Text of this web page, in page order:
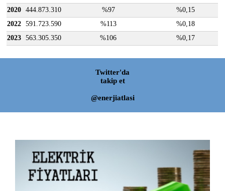
2020 444.873.310 %97
%0,15
2022 591.723.590 %113
%0,18
2023 563.305.350 %106 %0,17
Twitter'da
takip et
@enerjiatlasi